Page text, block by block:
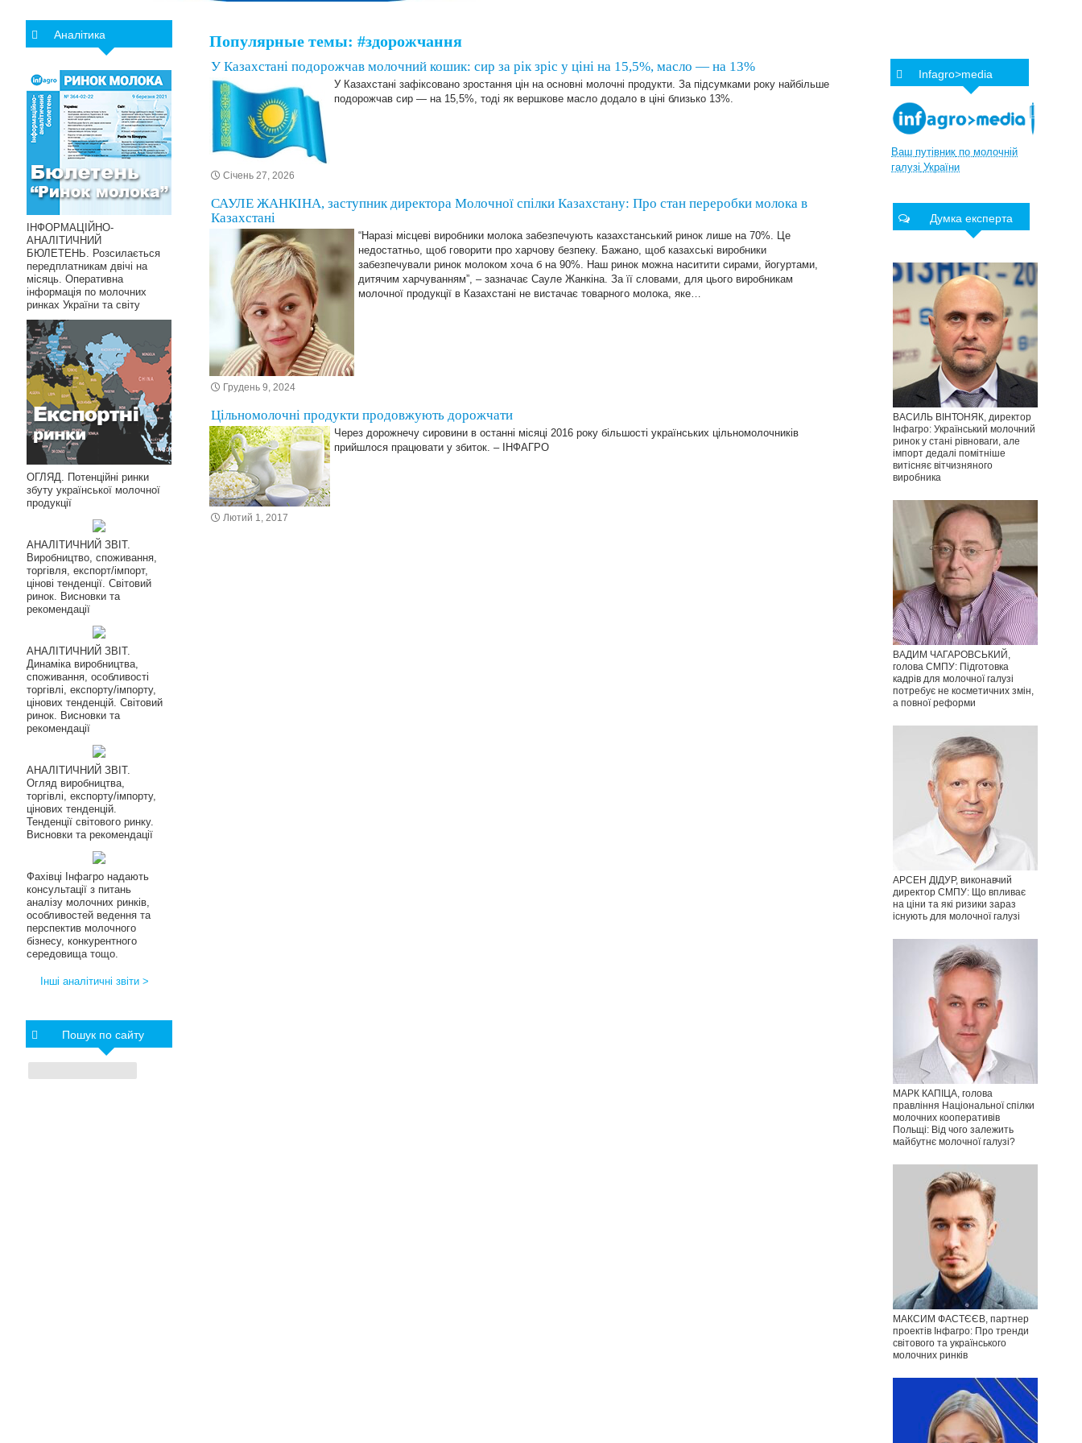
Популярные темы: #здорожчання
У Казахстані подорожчав молочний кошик: сир за рік зріс у ціні на 15,5%, масло — на 13%
У Казахстані зафіксовано зростання цін на основні молочні продукти. За підсумками року найбільше
подорожчав сир — на 15,5%, тоді як вершкове масло додало в ціні близько 13%.
Січень 27, 2026
САУЛЕ ЖАНКІНА, заступник директора Молочної спілки Казахстану: Про стан переробки молока в
Казахстані
“Наразі місцеві виробники молока забезпечують казахстанський ринок лише на 70%. Це
недостатньо, щоб говорити про харчову безпеку. Бажано, щоб казахські виробники
забезпечували ринок молоком хоча б на 90%. Наш ринок можна наситити сирами, йогуртами,
дитячим харчуванням”, – зазначає Сауле Жанкіна. За її словами, для цього виробникам
молочної продукції в Казахстані не вистачає товарного молока, яке…
Грудень 9, 2024
Цільномолочні продукти продовжують дорожчати
Через дорожнечу сировини в останні місяці 2016 року більшості українських цільномолочників
прийшлося працювати у збиток. – ІНФАГРО
Лютий 1, 2017
Infagro>media
Ваш путівник по молочній
галузі України
Думка експерта
ВАСИЛЬ ВІНТОНЯК, директор
Інфагро: Український молочний
ринок у стані рівноваги, але
імпорт дедалі помітніше
витісняє вітчизняного
виробника
ВАДИМ ЧАГАРОВСЬКИЙ,
голова СМПУ: Підготовка
кадрів для молочної галузі
потребує не косметичних змін,
а повної реформи
АРСЕН ДІДУР, виконавчий
директор СМПУ: Що впливає
на ціни та які ризики зараз
існують для молочної галузі
МАРК КАПІЦА, голова
правління Національної спілки
молочних кооперативів
Польщі: Від чого залежить
майбутнє молочної галузі?
МАКСИМ ФАСТЄЄВ, партнер
проектів Інфагро: Про тренди
світового та українського
молочних ринків
Аналітика
ІНФОРМАЦІЙНО-
АНАЛІТИЧНИЙ
БЮЛЕТЕНЬ. Розсилається
передплатникам двічі на
місяць. Оперативна
інформація по молочних
ринках України та світу
ОГЛЯД. Потенційні ринки
збуту української молочної
продукції
АНАЛІТИЧНИЙ ЗВІТ.
Виробництво, споживання,
торгівля, експорт/імпорт,
цінові тенденції. Світовий
ринок. Висновки та
рекомендації
АНАЛІТИЧНИЙ ЗВІТ.
Динаміка виробництва,
споживання, особливості
торгівлі, експорту/імпорту,
цінових тенденцій. Світовий
ринок. Висновки та
рекомендації
АНАЛІТИЧНИЙ ЗВІТ.
Огляд виробництва,
торгівлі, експорту/імпорту,
цінових тенденцій.
Тенденції світового ринку.
Висновки та рекомендації
Фахівці Інфагро надають
консультації з питань
аналізу молочних ринків,
особливостей ведення та
перспектив молочного
бізнесу, конкурентного
середовища тощо.
Інші аналітичні звіти >
Пошук по сайту